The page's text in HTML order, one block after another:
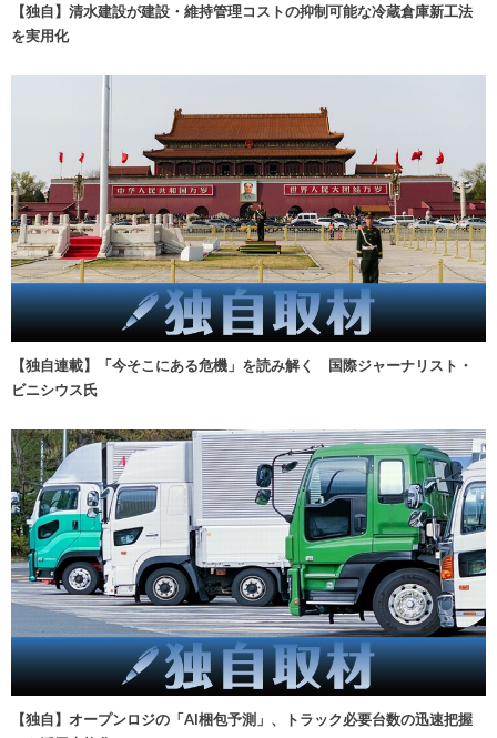
【独自】清水建設が建設・維持管理コストの抑制可能な冷蔵倉庫新工法
を実用化
【独自連載】「今そこにある危機」を読み解く 国際ジャーナリスト・
ビニシウス氏
【独自】オープンロジの「AI梱包予測」、トラック必要台数の迅速把握